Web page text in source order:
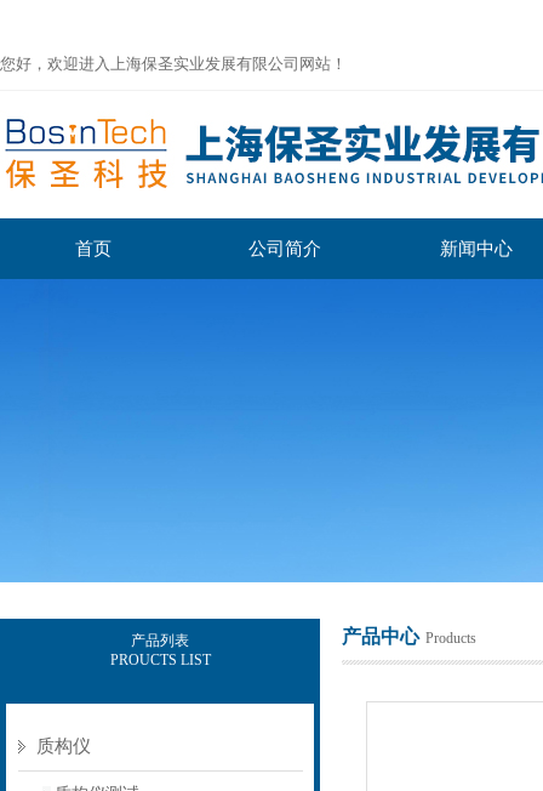
您好，欢迎进入上海保圣实业发展有限公司网站！
首页 公司简介 新闻中心
产品列表
PROUCTS LIST
质构仪
产品中心 Products